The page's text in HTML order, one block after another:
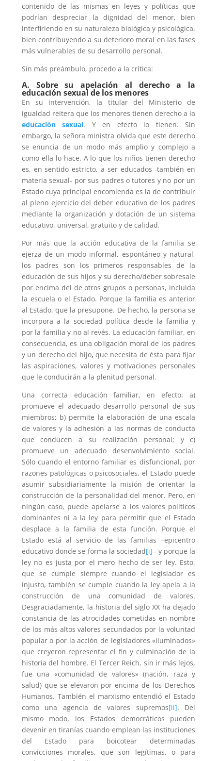
contenido de las mismas en leyes y políticas que
podrían despreciar la dignidad del menor, bien
interfiriendo en su naturaleza biológica y psicológica,
bien contribuyendo a su deterioro moral en las fases
más vulnerables de su desarrollo personal.
Sin más preámbulo, procedo a la crítica:
A. Sobre su apelación al derecho a la
educación sexual de los menores
En su intervención, la titular del Ministerio de
igualdad reitera que los menores tienen derecho a la
educación sexual. Y en efecto lo tienen. Sin
embargo, la señora ministra olvida que este derecho
se enuncia de un modo más amplio y complejo a
como ella lo hace. A lo que los niños tienen derecho
es, en sentido estricto, a ser educados -también en
materia sexual- por sus padres o tutores y no por un
Estado cuya principal encomienda es la de contribuir
al pleno ejercicio del deber educativo de los padres
mediante la organización y dotación de un sistema
educativo, universal, gratuito y de calidad.
Por más que la acción educativa de la familia se
ejerza de un modo informal, espontáneo y natural,
los padres son los primeros responsables de la
educación de sus hijos y su derecho/deber sobresale
por encima del de otros grupos o personas, incluida
la escuela o el Estado. Porque la familia es anterior
al Estado, que la presupone. De hecho, la persona se
incorpora a la sociedad política desde la familia y
por la familia y no al revés. La educación familiar, en
consecuencia, es una obligación moral de los padres
y un derecho del hijo,que necesita de ésta para fijar
las aspiraciones, valores y motivaciones personales
que le conducirán a la plenitud personal.
Una correcta educación familiar, en efecto: a)
promueve el adecuado desarrollo personal de sus
miembros; b) permite la elaboración de una escala
de valores y la adhesión a las normas de conducta
que conducen a su realización personal; y c)
promueve un adecuado desenvolvimiento social.
Sólo cuando el entorno familiar es disfuncional, por
razones patológicas o psicosociales, el Estado puede
asumir subsidiariamente la misión de orientar la
construcción de la personalidad del menor. Pero, en
ningún caso, puede apelarse a los valores políticos
dominantes ni a la ley para permitir que el Estado
desplace a la familia de esta función. Porque el
Estado está al servicio de las familias –epicentro
educativo donde se forma la sociedad[i]– y porque la
ley no es justa por el mero hecho de ser ley. Esto,
que se cumple siempre cuando el legislador es
injusto, también se cumple cuando la ley apela a la
construcción de una comunidad de valores.
Desgraciadamente, la historia del siglo XX ha dejado
constancia de las atrocidades cometidas en nombre
de los más altos valores secundados por la voluntad
popular o por la acción de legisladores «iluminados»
que creyeron representar el fin y culminación de la
historia del hombre. El Tercer Reich, sin ir más lejos,
fue una «comunidad de valores» (nación, raza y
salud) que se elevaron por encima de los Derechos
Humanos. También el marxismo entendió el Estado
como una agencia de valores supremos[ii]. Del
mismo modo, los Estados democráticos pueden
devenir en tiranías cuando emplean las instituciones
del Estado para boicotear determinadas
convicciones morales, que son legítimas, o para